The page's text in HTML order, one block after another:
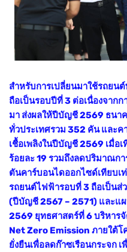
สำหรับการเปลี่ยนมาใช้รถยน
ถือเป็นรอบปีที่ 3 ต่อเนื่องจาก
มา ส่งผลให้ปีบัญชี 2569 ธนา
ทั่วประเทศรวม 352 คัน และค
เชื้อเพลิงในปีบัญชี 2569 เมื่
ร้อยละ 19 รวมถึงลดปริมาณก
ตันคาร์บอนไดออกไซด์เทียบเ
รถยนต์ไฟฟ้ารอบที่ 3 ถือเป็นส่
(ปีบัญชี 2567 – 2571) และแ
2569 ยุทธศาสตร์ที่ 6 บริหาร
Net Zero Emission ภายใต้โ
ยั่งยืนเพื่อลดก๊าซเรือนกระจก